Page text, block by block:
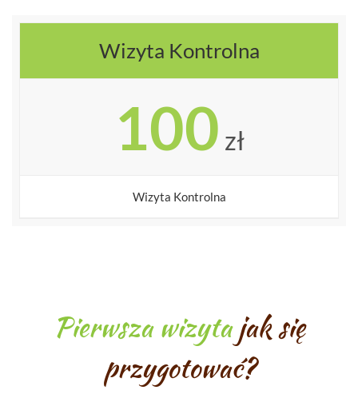
Wizyta Kontrolna
100 zł
Wizyta Kontrolna
Pierwsza wizytajak się
przygotować?